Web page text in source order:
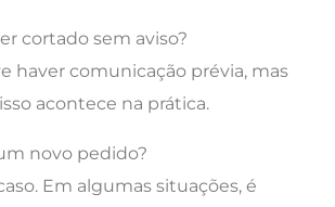
cortado sem aviso?
haver comunicação prévia, mas
acontece na prática.
novo pedido?
Em algumas situações, é